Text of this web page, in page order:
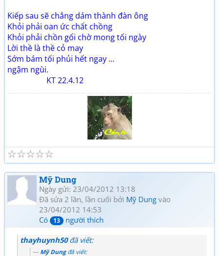
Kiếp sau sẽ chẳng dám thành đàn ông
Khỏi phải oan ức chất chồng
Khỏi phải chồn gối chờ mong tối ngày
Lời thề là thề cỏ may
Sớm bám tối phủi hết ngay ...
ngậm ngùi.
KT 22.4.12
Giao lưu thơ, Quan họ
☆
☆
☆
☆
☆
Mỹ Dung
Ngày gửi: 23/04/2012 13:18
Đã sửa 2 lần, lần cuối bởi Mỹ Dung vào
23/04/2012 14:53
Có
13 người thích
thayhuynh50đã viết:
Mỹ Dungđã viết: